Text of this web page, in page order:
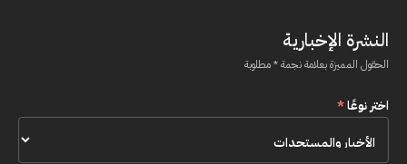
النشرة الإخبارية
الحقول المميزة بعلامة نجمة * مطلوبة
اختر نوعًا*